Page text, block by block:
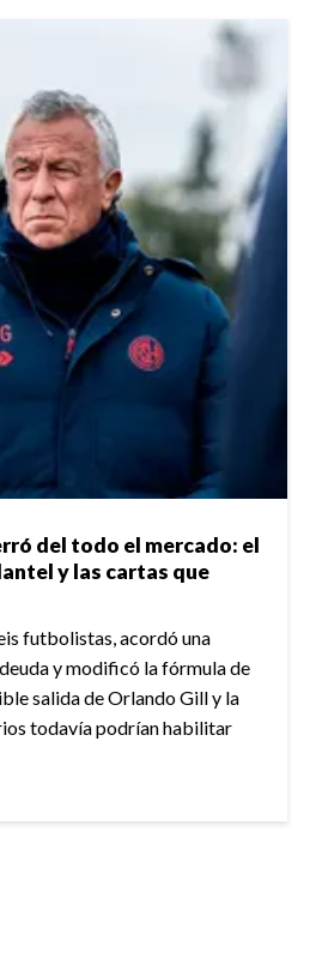
del todo el mercado: el
y las cartas que
futbolistas, acordó una
y modificó la fórmula de
salida de Orlando Gill y la
todavía podrían habilitar